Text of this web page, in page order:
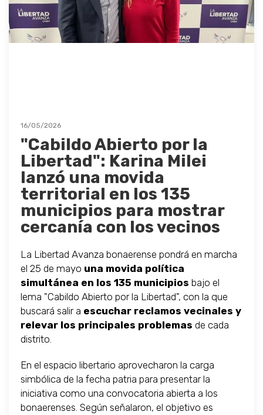
16/05/2026
"Cabildo Abierto por la
Libertad": Karina Milei
lanzó una movida
territorial en los 135
municipios para mostrar
cercanía con los vecinos
La Libertad Avanza bonaerense pondrá en marcha
el 25 de mayo una movida política
simultánea en los 135 municipios bajo el
lema "Cabildo Abierto por la Libertad", con la que
buscará salir a escuchar reclamos vecinales y
relevar los principales problemas de cada
distrito.
En el espacio libertario aprovecharon la carga
simbólica de la fecha patria para presentar la
iniciativa como una convocatoria abierta a los
bonaerenses. Según señalaron, el objetivo es